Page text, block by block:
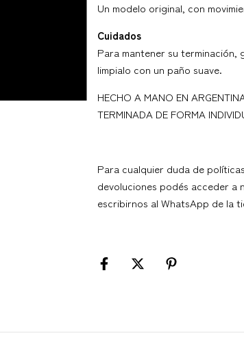
Un modelo original, con
Cuidados
Para mantener su
limpialo con un paño suave.
HECHO A MANO EN
TERMINADA DE FORMA
Para cualquier duda de
devoluciones podés acceder a
escribirnos al WhatsApp de la